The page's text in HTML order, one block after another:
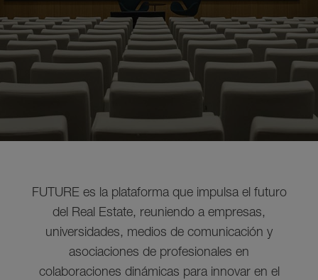
FUTURE es la plataforma que impulsa el futuro
del Real Estate, reuniendo a empresas,
universidades, medios de comunicación y
asociaciones de profesionales en
colaboraciones dinámicas para innovar en el